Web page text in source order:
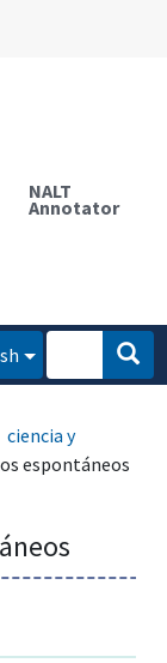
NALT
Annotator
ciencia y
espontáneos